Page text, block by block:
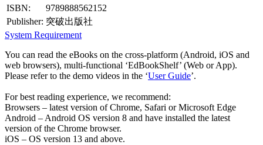
ISBN:
9789888562152
Publisher: 突破出版社
System Requirement
You can read the eBooks on the cross-platform (Android, iOS and
web browsers), multi-functional ‘EdBookShelf’ (Web or App).
Please refer to the demo videos in the ‘User Guide’.
For best reading experience, we recommend:
Browsers – latest version of Chrome, Safari or Microsoft Edge
Android – Android OS version 8 and have installed the latest
version of the Chrome browser.
iOS – OS version 13 and above.